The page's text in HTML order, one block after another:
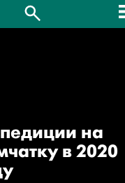
на
в 2020